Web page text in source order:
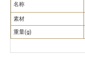
名称
素材
重量(g)